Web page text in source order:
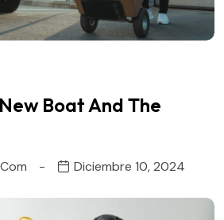
Boat And The
Diciembre 10, 2024